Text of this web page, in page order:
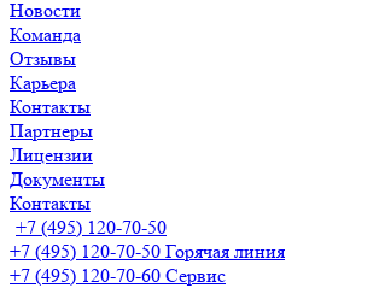
Новости
Команда
Отзывы
Карьера
Контакты
Партнеры
Лицензии
Документы
Контакты
+7 (495) 120-70-50
+7 (495) 120-70-50 Горячая линия
+7 (495) 120-70-60 Сервис